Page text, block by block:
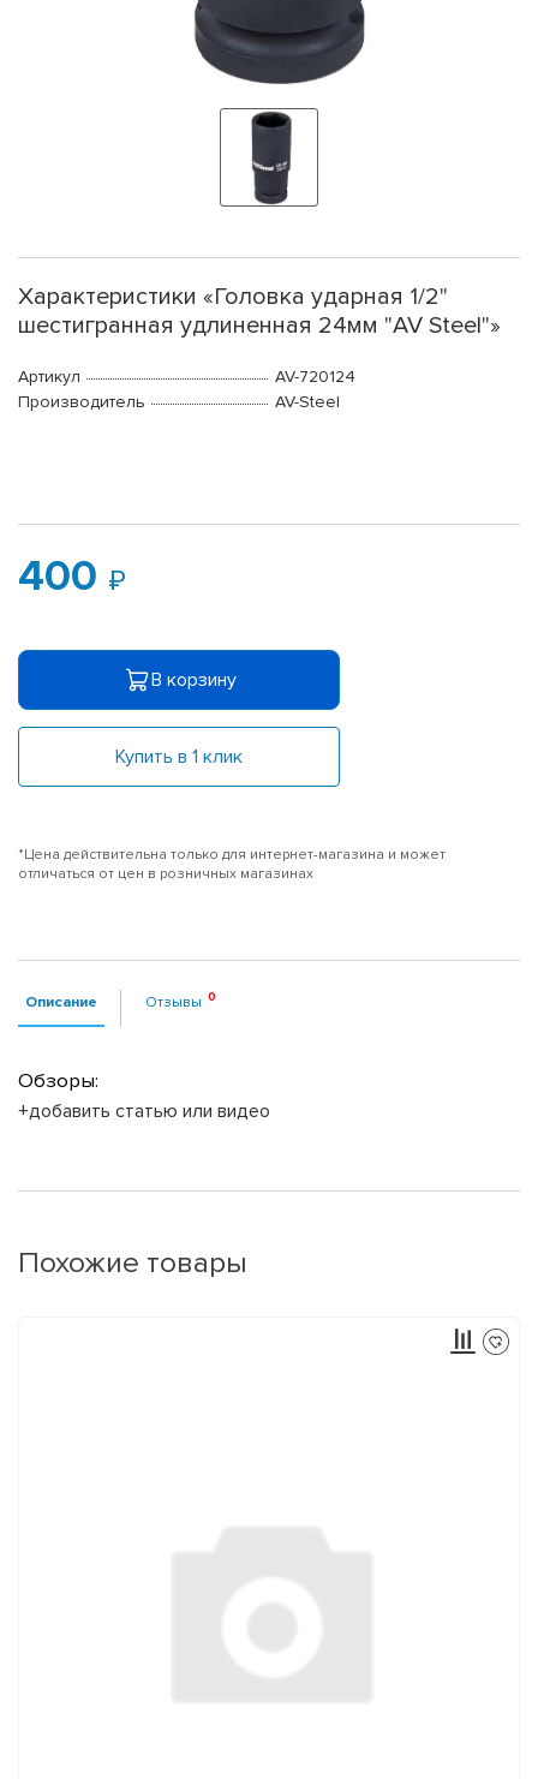
Характеристики «Головка ударная 1/2"
шестигранная удлиненная 24мм "AV Steel"»
Артикул
AV-720124
Производитель
AV-Steel
400
В корзину
Купить в 1 клик
*Цена действительна только для интернет-магазина и может
отличаться от цен в розничных магазинах
Описание Отзывы
Обзоры:
+добавить статью или видео
Похожие товары